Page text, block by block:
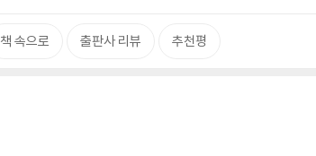
책 속으로 출판사 리뷰 추천평